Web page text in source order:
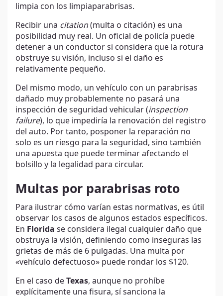
limpia con los limpiaparabrisas.
Recibir una citation (multa o citación) es una
posibilidad muy real. Un oficial de policía puede
detener a un conductor si considera que la rotura
obstruye su visión, incluso si el daño es
relativamente pequeño.
Del mismo modo, un vehículo con un parabrisas
dañado muy probablemente no pasará una
inspección de seguridad vehicular (inspection
failure), lo que impediría la renovación del registro
del auto. Por tanto, posponer la reparación no
solo es un riesgo para la seguridad, sino también
una apuesta que puede terminar afectando el
bolsillo y la legalidad para circular.
Multas por parabrisas roto
Para ilustrar cómo varían estas normativas, es útil
observar los casos de algunos estados específicos.
En Florida se considera ilegal cualquier daño que
obstruya la visión, definiendo como inseguras las
grietas de más de 6 pulgadas. Una multa por
«vehículo defectuoso» puede rondar los $120.
En el caso de Texas, aunque no prohíbe
explícitamente una fisura, sí sanciona la